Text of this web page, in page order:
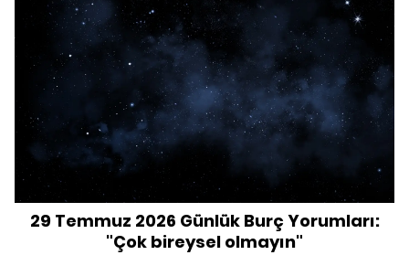
29 Temmuz 2026 Günlük Burç Yorumları:
"Çok bireysel olmayın"